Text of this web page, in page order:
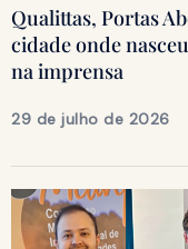
Qualittas, Portas
cidade onde
na imprensa
29 de julho de 2026